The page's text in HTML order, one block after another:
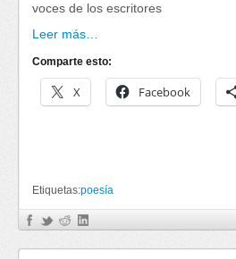
voces de los escritores
Leer más…
Comparte esto:
X Facebook
Etiquetas:poesía